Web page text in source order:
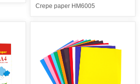
Crepe paper HM6005